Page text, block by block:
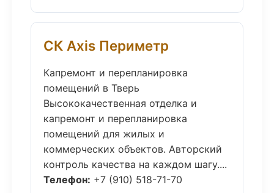
СК Axis Периметр
Капремонт и перепланировка
помещений в Тверь
Высококачественная отделка и
капремонт и перепланировка
помещений для жилых и
коммерческих объектов. Авторский
контроль качества на каждом шагу....
Телефон: +7 (910) 518-71-70